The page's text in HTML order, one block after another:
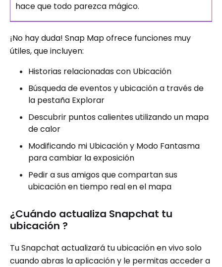
hace que todo parezca mágico.
¡No hay duda! Snap Map ofrece funciones muy
útiles, que incluyen:
Historias relacionadas con Ubicación
Búsqueda de eventos y ubicación a través de
la pestaña Explorar
Descubrir puntos calientes utilizando un mapa
de calor
Modificando mi Ubicación y Modo Fantasma
para cambiar la exposición
Pedir a sus amigos que compartan sus
ubicación en tiempo real en el mapa
¿Cuándo actualiza Snapchat tu
ubicación ?
Tu Snapchat actualizará tu ubicación en vivo solo
cuando abras la aplicación y le permitas acceder a